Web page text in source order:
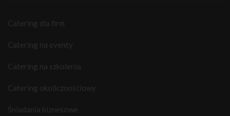
Catering dla firm
Catering na eventy
Catering na szkolenia
Catering okolicznościowy
Śniadania biznesowe